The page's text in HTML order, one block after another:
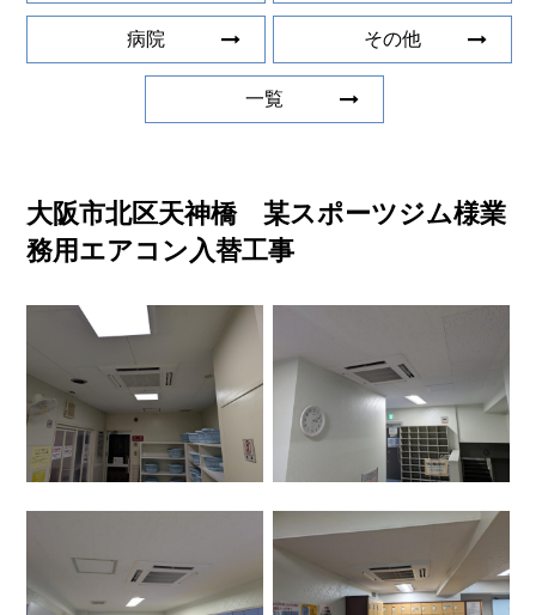
病院 その他
一覧
大阪市北区天神橋 某スポーツジム様業
務用エアコン入替工事